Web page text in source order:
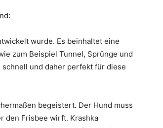
wurde. Es beinhaltet eine
zum Beispiel Tunnel, Sprünge und
und daher perfekt für diese
begeistert. Der Hund muss
den Frisbee wirft. Krashka